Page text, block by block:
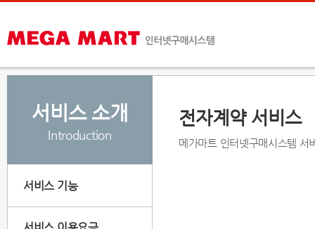
서비스 소개
Introduction
서비스 기능
전자계약 서비스
메가마트 인터넷구매시스템 서